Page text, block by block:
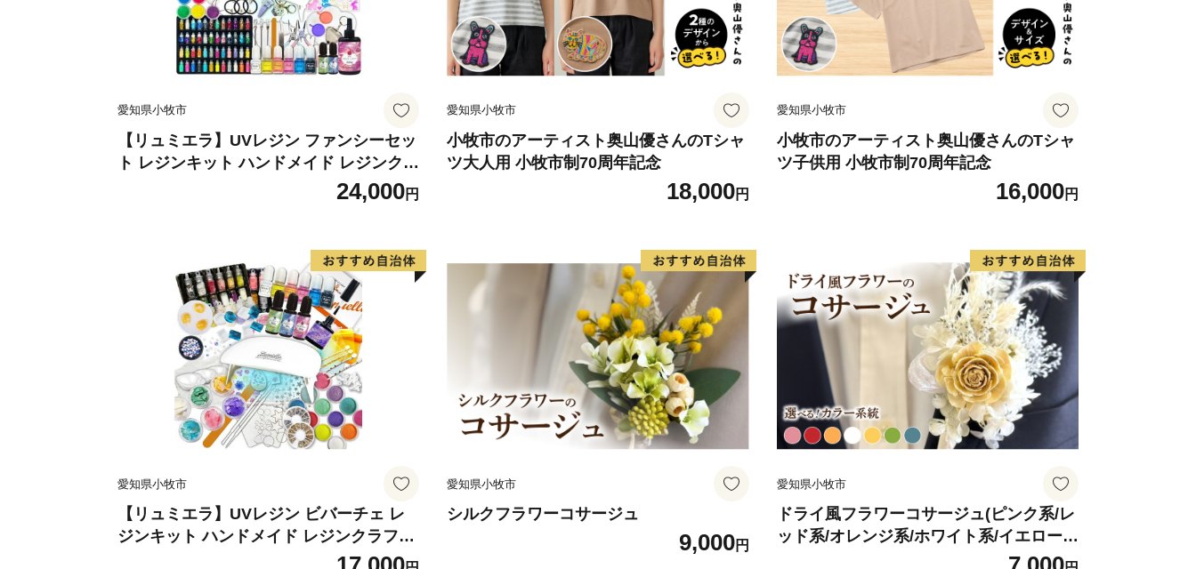
愛知県小牧市
【リュミエラ】UVレジン ファンシーセッ
ト レジンキット ハンドメイド レジンクラ
フト アクセサリーキット 手作り セット
24,000円
愛知県小牧市
小牧市のアーティスト奥山優さんのTシャ
ツ大人用 小牧市制70周年記念
18,000円
愛知県小牧市
小牧市のアーティスト奥山優さんのTシャ
ツ子供用 小牧市制70周年記念
16,000円
愛知県小牧市
【リュミエラ】UVレジン ビバーチェ レ
ジンキット ハンドメイド レジンクラフト
アクセサリーキット 手作り セット レジン
愛知県小牧市
シルクフラワーコサージュ
9,000円
愛知県小牧市
ドライ風フラワーコサージュ(ピンク系/レ
ッド系/オレンジ系/ホワイト系/イエロー